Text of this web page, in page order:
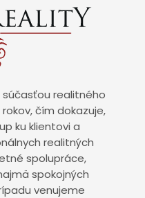
súčasťou realitného
čím dokazuje,
ku klientovi a
realitných
spolupráce,
spokojných
venujeme